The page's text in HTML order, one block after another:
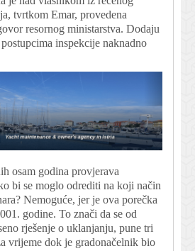
tvrtkom Emar, provedena
resornog ministarstva. Dodaju
inspekcije naknadno
osam godina provjerava
bi se moglo odrediti na koji način
Nemoguće, jer je ova porečka
godine. To znači da se od
rješenje o uklanjanju, pune tri
vrijeme dok je gradonačelnik bio